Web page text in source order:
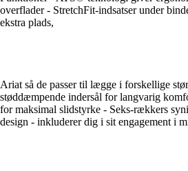
overflader - StretchFit-indsatser under
ekstra plads,
Ariat så de passer til lægge i forskellige
støddæmpende indersål for langvarig
for maksimal slidstyrke - Seks-rækkers
design - inkluderer dig i sit engagement i